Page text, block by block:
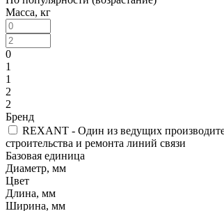
Масса, кг
0
1
1
2
2
Бренд
REXANT - Один из ведущих
строительства и ремонта линий связи
Базовая единица
Диаметр, мм
Цвет
Длина, мм
Ширина, мм